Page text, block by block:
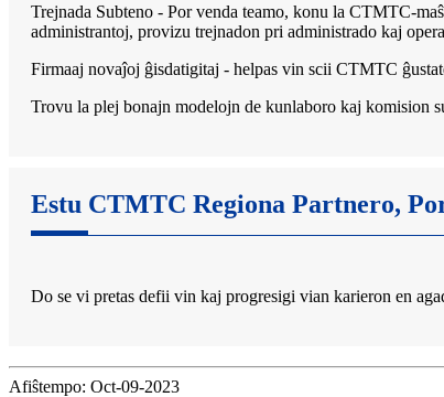
Trejnada Subteno - Por venda teamo, konu la CTMTC-
administrantoj, provizu trejnadon pri administrado kaj
Firmaaj novaĵoj ĝisdatigitaj - helpas vin scii CTMTC
Trovu la plej bonajn modelojn de kunlaboro kaj komision
Estu CTMTC Regiona Partnero,
Do se vi pretas defii vin kaj progresigi vian karieron en
Afiŝtempo: Oct-09-2023